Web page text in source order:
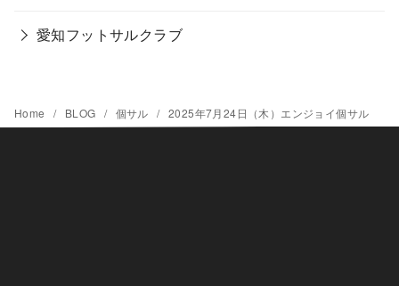
愛知フットサルクラブ
Home BLOG 個サル 2025年7月24日（木）エンジョイ個サル